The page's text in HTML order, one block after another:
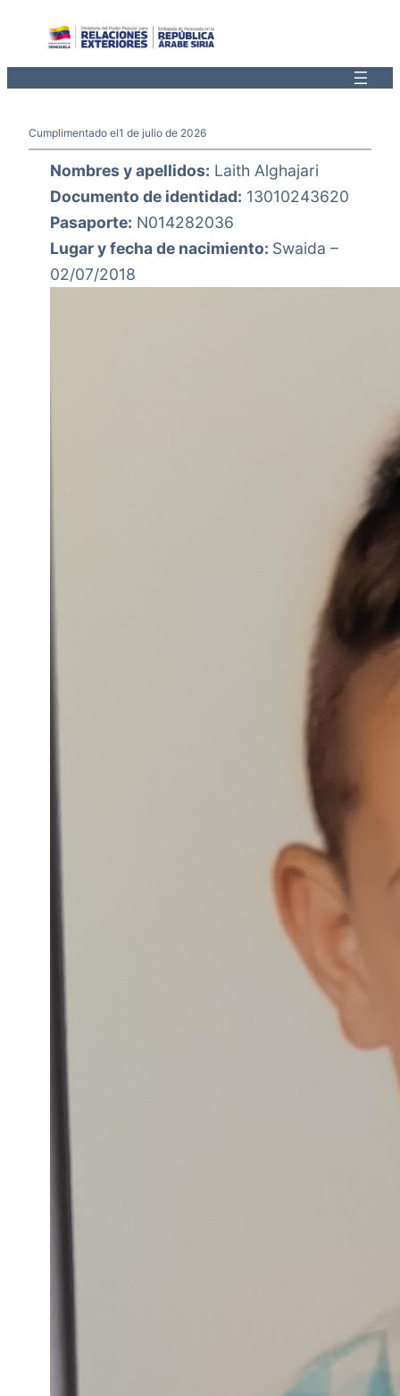
Cumplimentado el1 de julio de 2026
Nombres y apellidos: Laith Alghajari
Documento de identidad: 13010243620
Pasaporte: N014282036
Lugar y fecha de nacimiento: Swaida –
02/07/2018